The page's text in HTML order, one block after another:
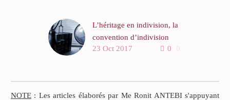
L’héritage en indivision, la
convention d’indivision
pendant le mariage. Il était
soumis au régime de la
0 0
23 Oct 2017
NOTE : Les articles élaborés par Me Ronit ANTEBI s'appuyant